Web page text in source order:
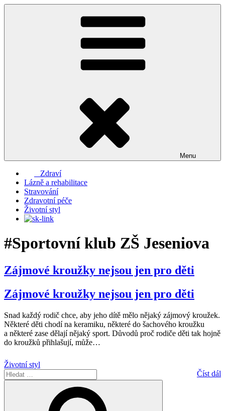
Přejít
Menu
Zdraví
Lázně a rehabilitace
Stravování
Zdravotní péče
Životní styl
#Sportovní klub ZŠ Jeseniova
Zájmové kroužky nejsou jen pro děti
Zájmové kroužky nejsou jen pro děti
Snad každý rodič chce, aby jeho dítě mělo nějaký zájmový kroužek.
Některé děti chodí na keramiku, některé do šachového kroužku
a některé zase dělají nějaký sport. Důvodů proč rodiče děti tak hojně
do kroužků přihlašují, může…
Životní styl
Číst dál
Hledat: